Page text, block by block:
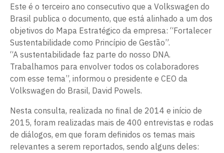
Este é o terceiro ano consecutivo que a Volkswagen do
Brasil publica o documento, que está alinhado a um dos
objetivos do Mapa Estratégico da empresa: “Fortalecer
Sustentabilidade como Princípio de Gestão”.
“A sustentabilidade faz parte do nosso DNA.
Trabalhamos para envolver todos os colaboradores
com esse tema”, informou o presidente e CEO da
Volkswagen do Brasil, David Powels.
Nesta consulta, realizada no final de 2014 e início de
2015, foram realizadas mais de 400 entrevistas e rodas
de diálogos, em que foram definidos os temas mais
relevantes a serem reportados, sendo alguns deles: